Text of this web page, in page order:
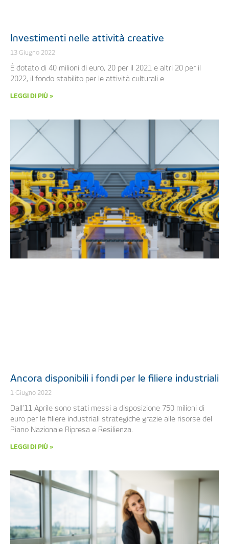
Investimenti nelle attività creative
13 Giugno 2022
È dotato di 40 milioni di euro, 20 per il 2021 e altri 20 per il
2022, il fondo stabilito per le attività culturali e
LEGGI DI PIÙ »
Ancora disponibili i fondi per le filiere industriali
1 Giugno 2022
Dall’11 Aprile sono stati messi a disposizione 750 milioni di
euro per le filiere industriali strategiche grazie alle risorse del
Piano Nazionale Ripresa e Resilienza.
LEGGI DI PIÙ »